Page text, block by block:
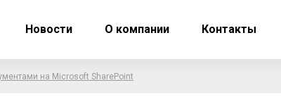
Новости О компании Контакты
на Microsoft SharePoint